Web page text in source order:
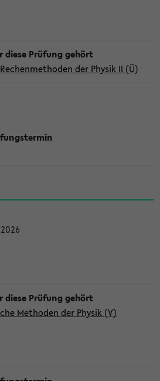
der Physik II (Ü)
Methoden der Physik (V)